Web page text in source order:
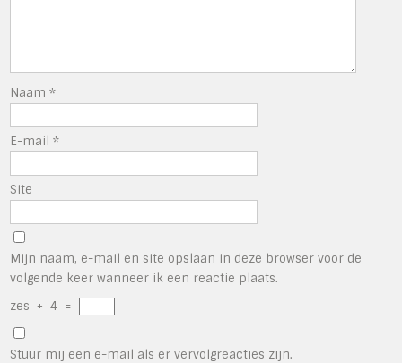
Naam*
E-mail*
Site
Mijn naam, e-mail en site opslaan in deze browser voor de
volgende keer wanneer ik een reactie plaats.
zes + 4 =
Stuur mij een e-mail als er vervolgreacties zijn.